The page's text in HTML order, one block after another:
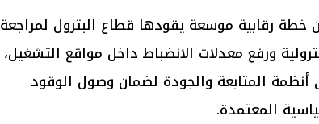
خطة رقابية موسعة يقودها قطاع البترول لمراجعة
ورفع معدلات الانضباط داخل مواقع التشغيل،
أنظمة المتابعة والجودة لضمان وصول الوقود
المعتمدة.